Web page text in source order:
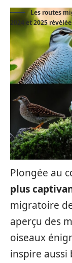
Les routes
2024 et 2025
Plongée au
plus
migratoire
aperçu des
oiseaux
inspire aussi